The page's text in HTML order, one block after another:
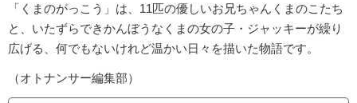
「くまのがっこう」は、11匹の優しいお兄ちゃんくまのこたち
と、いたずらできかんぼうなくまの女の子・ジャッキーが繰り
広げる、何でもないけれど温かい日々を描いた物語です。
（オトナンサー編集部）